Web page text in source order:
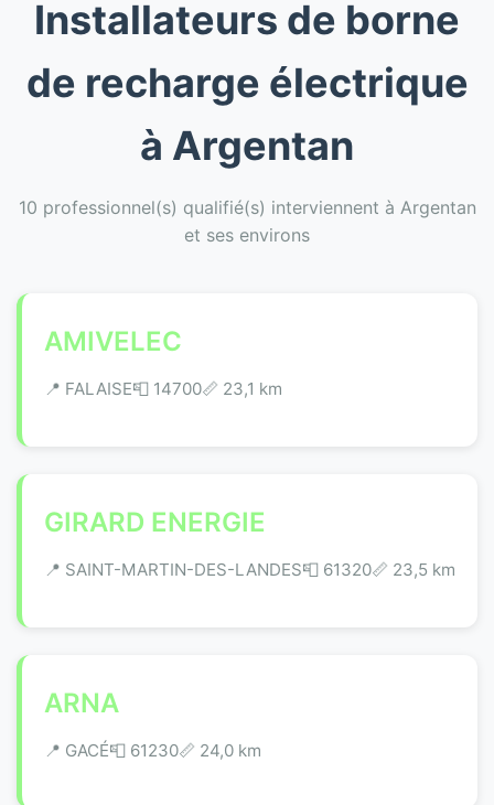
Installateurs de borne
de recharge électrique
à Argentan
10 professionnel(s) qualifié(s) interviennent à Argentan
et ses environs
AMIVELEC
📍 FALAISE📮 14700📏 23,1 km
GIRARD ENERGIE
📍 SAINT-MARTIN-DES-LANDES📮 61320📏 23,5 km
ARNA
📍 GACÉ📮 61230📏 24,0 km